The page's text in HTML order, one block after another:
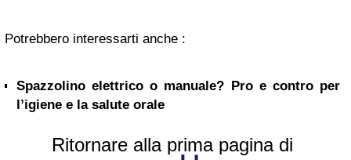
Potrebbero interessarti anche :
Spazzolino elettrico o manuale? Pro e contro per
l’igiene e la salute orale
Ritornare alla prima pagina di